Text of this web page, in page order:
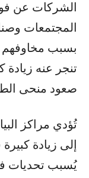
الشركات عن
المجتمعات
بسبب مخاوفهم
تنجر عنه زيادة
صعود منحى
تُؤدي مراكز
إلى زيادة
يُسبب تحديات في